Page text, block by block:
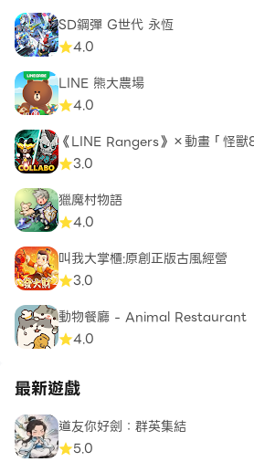
SD鋼彈 G世代 永恆
4.0
LINE 熊大農場
4.0
《LINE Rangers》×動畫「怪獸
3.0
獵魔村物語
4.0
叫我大掌櫃:原創正版古風經營
3.0
動物餐廳 - Animal Restaurant
4.0
最新遊戲
道友你好劍：群英集結
5.0